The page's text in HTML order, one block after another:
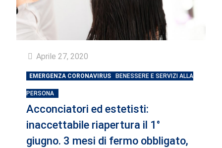
Aprile 27, 2020
EMERGENZA CORONAVIRUS BENESSERE E SERVIZI ALLA
PERSONA
Acconciatori ed estetisti:
inaccettabile riapertura il 1°
giugno. 3 mesi di fermo obbligato,